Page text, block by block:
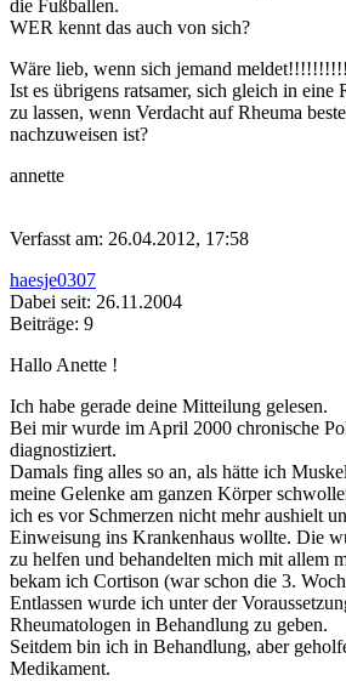
die Fußballen.
WER kennt das auch von sich?
Wäre lieb, wenn sich jemand
Ist es übrigens ratsamer, sich gleich in
zu lassen, wenn Verdacht auf Rheuma
nachzuweisen ist?
annette
Verfasst am: 26.04.2012, 17:58
haesje0307
Dabei seit: 26.11.2004
Beiträge: 9
Hallo Anette !
Ich habe gerade deine Mitteilung gelesen.
Bei mir wurde im April 2000 chronische
diagnostiziert.
Damals fing alles so an, als hätte ich
meine Gelenke am ganzen Körper
ich es vor Schmerzen nicht mehr aushielt
Einweisung ins Krankenhaus wollte. Die
zu helfen und behandelten mich mit allem
bekam ich Cortison (war schon die 3.
Entlassen wurde ich unter der
Rheumatologen in Behandlung zu geben.
Seitdem bin ich in Behandlung, aber
Medikament.